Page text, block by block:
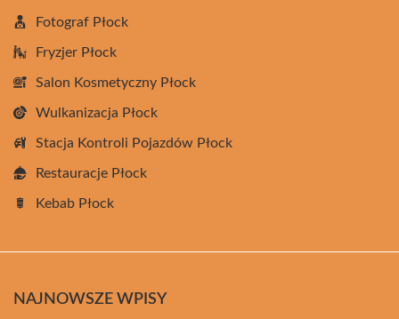
Fotograf Płock
Fryzjer Płock
Salon Kosmetyczny Płock
Wulkanizacja Płock
Stacja Kontroli Pojazdów Płock
Restauracje Płock
Kebab Płock
NAJNOWSZE WPISY